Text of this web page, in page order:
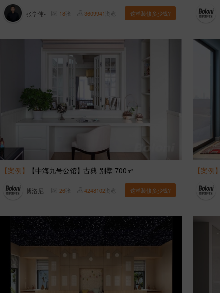
张学伟- 18张 3609941浏览 这样装修多少钱?
【案例】 【中海九号公馆】古典 别墅 700㎡
博洛尼 26张 4248102浏览 这样装修多少钱?
【案例